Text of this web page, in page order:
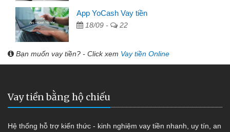
App YoCash Vay tiền
18/09 - 22
Bạn muốn vay tiền? - Click xem Vay tiền Online
Vay tiền bằng hộ chiếu
Hệ thống hỗ trợ kiến thức - kinh nghiệm vay tiền nhanh, uy tín, an